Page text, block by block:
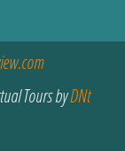
Tours byDNt